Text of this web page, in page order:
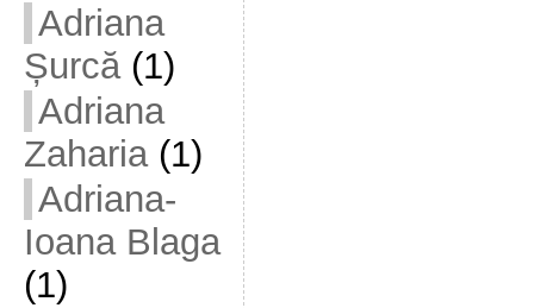
Adriana
Șurcă(1)
Adriana
Zaharia(1)
Adriana-
Ioana Blaga
(1)